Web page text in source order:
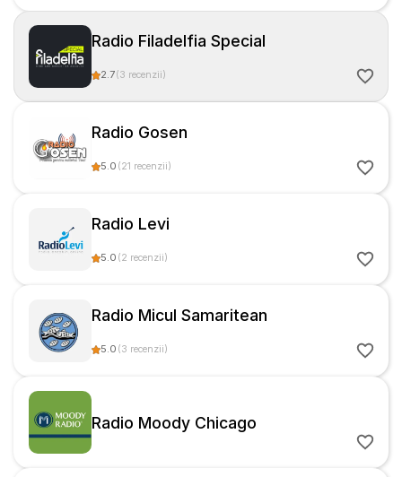
Radio Filadelfia Special
2.7(3 recenzii)
Radio Gosen
5.0 (21 recenzii)
Radio Levi
5.0 (2 recenzii)
Radio Micul Samaritean
5.0 (3 recenzii)
Radio Moody Chicago